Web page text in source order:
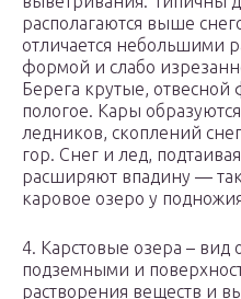
располагаются выше
отличается небольшими
формой и слабо
Берега крутые,
пологое. Кары
ледников, скоплений
гор. Снег и лед,
расширяют впадину —
каровое озеро у
4. Карстовые озера – вид
подземными и
растворения веществ и